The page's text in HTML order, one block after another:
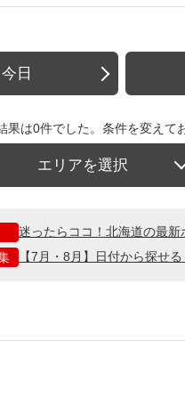
今日
果は0件でした。条件を変えて
エリアを選択
迷ったらココ！北海道の最
【7月・8月】日付から探せ